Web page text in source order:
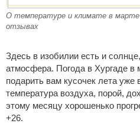
О температуре и климате в
отзывах
Здесь в изобилии есть и
атмосфера. Погода в Хургаде в
подарить вам кусочек лета
температура воздуха, порой,
этому месяцу хорошенько
+26.